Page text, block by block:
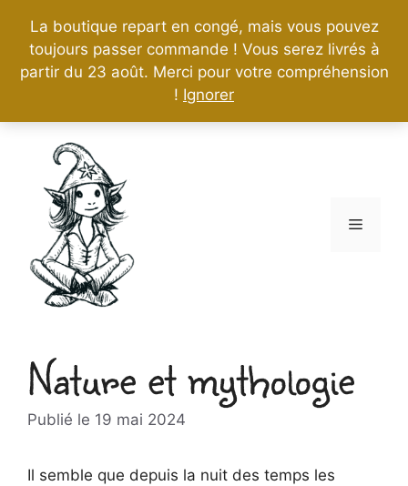
La boutique repart en congé, mais vous pouvez
toujours passer commande ! Vous serez livrés à
partir du 23 août. Merci pour votre compréhension
! Ignorer
Menu
Nature et mythologie
19 mai 2024
Il semble que depuis la nuit des temps les